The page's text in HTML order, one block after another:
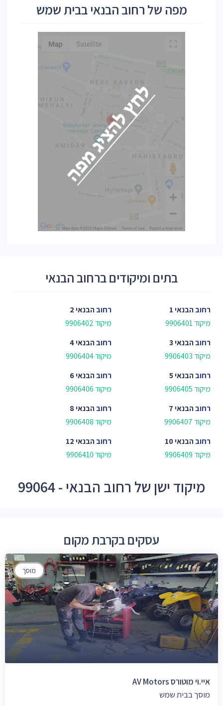
מפה של רחוב הבנאי בבית שמש
בתים ומיקודים ברחוב הבנאי
רחובהבנאי 1
מיקוד 9906401
רחובהבנאי 2
מיקוד 9906402
רחובהבנאי 3
מיקוד 9906403
רחובהבנאי 4
מיקוד 9906404
רחובהבנאי 5
מיקוד 9906405
רחובהבנאי 6
מיקוד 9906406
רחובהבנאי 7
מיקוד 9906407
רחובהבנאי 8
מיקוד 9906408
רחובהבנאי 10
מיקוד 9906409
רחובהבנאי 12
מיקוד 9906410
מיקוד ישן של רחוב הבנאי - 99064
עסקים בקרבת מקום
מוסך
איי.וי מוטורס AV Motors
מוסך בבית שמש